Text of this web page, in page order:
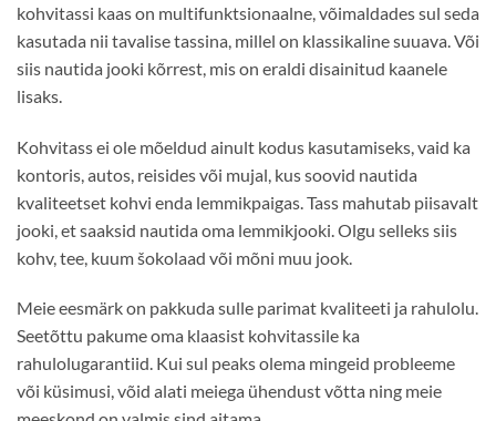
kohvitassi kaas on multifunktsionaalne, võimaldades sul seda
kasutada nii tavalise tassina, millel on klassikaline suuava. Või
siis nautida jooki kõrrest, mis on eraldi disainitud kaanele
lisaks.
Kohvitass ei ole mõeldud ainult kodus kasutamiseks, vaid ka
kontoris, autos, reisides või mujal, kus soovid nautida
kvaliteetset kohvi enda lemmikpaigas. Tass mahutab piisavalt
jooki, et saaksid nautida oma lemmikjooki. Olgu selleks siis
kohv, tee, kuum šokolaad või mõni muu jook.
Meie eesmärk on pakkuda sulle parimat kvaliteeti ja rahulolu.
Seetõttu pakume oma klaasist kohvitassile ka
rahulolugarantiid. Kui sul peaks olema mingeid probleeme
või küsimusi, võid alati meiega ühendust võtta ning meie